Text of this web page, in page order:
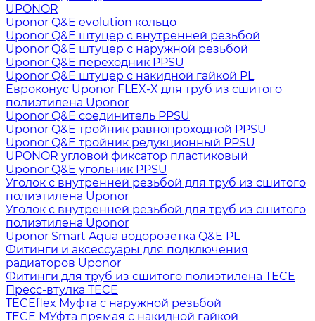
UPONOR
Uponor Q&E evolution кольцо
Uponor Q&E штуцер с внутренней резьбой
Uponor Q&E штуцер с наружной резьбой
Uponor Q&E переходник PPSU
Uponor Q&E штуцер с накидной гайкой PL
Евроконус Uponor FLEX-X для труб из сшитого
полиэтилена Uponor
Uponor Q&E соединитель PPSU
Uponor Q&E тройник равнопроходной PPSU
Uponor Q&E тройник редукционный PPSU
UPONOR угловой фиксатор пластиковый
Uponor Q&E угольник PPSU
Уголок с внутренней резьбой для труб из сшитого
полиэтилена Uponor
Уголок с внутренней резьбой для труб из сшитого
полиэтилена Uponor
Uponor Smart Aqua водорозетка Q&E PL
Фитинги и аксессуары для подключения
радиаторов Uponor
Фитинги для труб из сшитого полиэтилена TECE
Пресс-втулка TECE
TECEflex Муфта с наружной резьбой
TECE МУфта прямая с накидной гайкой